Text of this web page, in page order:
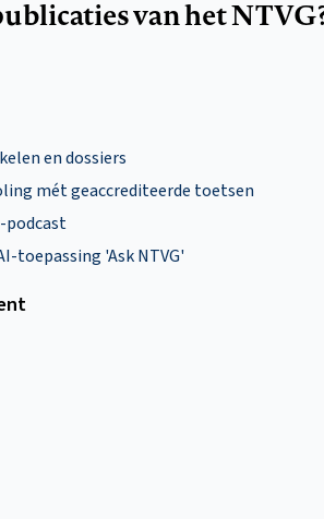
van het
en dossiers
mét geaccrediteerde toetsen
podcast
toepassing 'Ask NTVG'